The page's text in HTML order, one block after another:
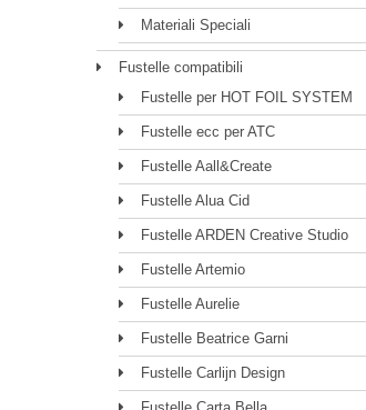
Materiali Speciali
Fustelle compatibili
Fustelle per HOT FOIL SYSTEM
Fustelle ecc per ATC
Fustelle Aall&Create
Fustelle Alua Cid
Fustelle ARDEN Creative Studio
Fustelle Artemio
Fustelle Aurelie
Fustelle Beatrice Garni
Fustelle Carlijn Design